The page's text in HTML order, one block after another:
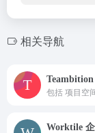
相关导航
Teambition